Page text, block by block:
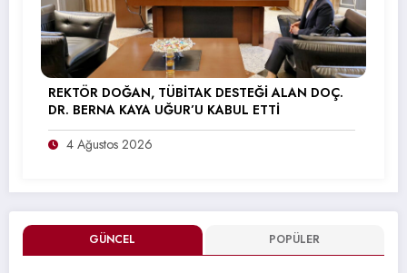
GÜNCEL POPÜLER
REKTÖR DOĞAN, TÜBİTAK DESTEĞİ ALAN DOÇ.
DR. BERNA KAYA UĞUR’U KABUL ETTİ
4 Ağustos 2026